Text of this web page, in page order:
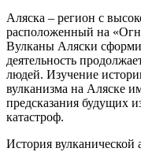
Аляска – регион с
расположенный на
Вулканы Аляски
деятельность
людей. Изучение
вулканизма на Аляске
предсказания будущих
катастроф.
История вулканической